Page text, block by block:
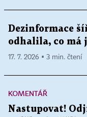
Dezinformace
odhalila, co má
17. 7. 2026 ▪ 3 min. čtení
KOMENTÁŘ
Nastupovat!